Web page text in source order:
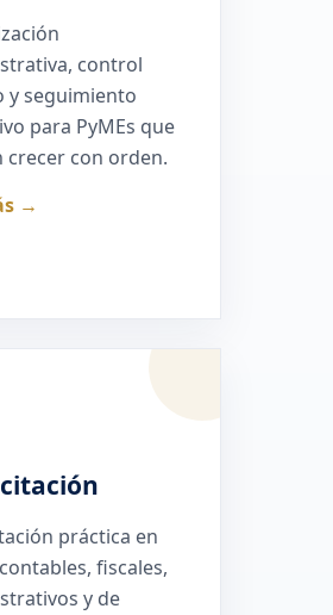
control
y seguimiento
para PyMEs que
crecer con orden.
→
práctica en
fiscales,
y de